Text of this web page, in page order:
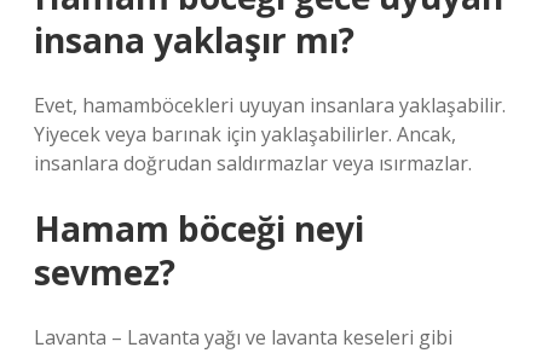
insana yaklaşır mı?
Evet, hamamböcekleri uyuyan insanlara yaklaşabilir.
Yiyecek veya barınak için yaklaşabilirler. Ancak,
insanlara doğrudan saldırmazlar veya ısırmazlar.
Hamam böceği neyi
sevmez?
Lavanta – Lavanta yağı ve lavanta keseleri gibi